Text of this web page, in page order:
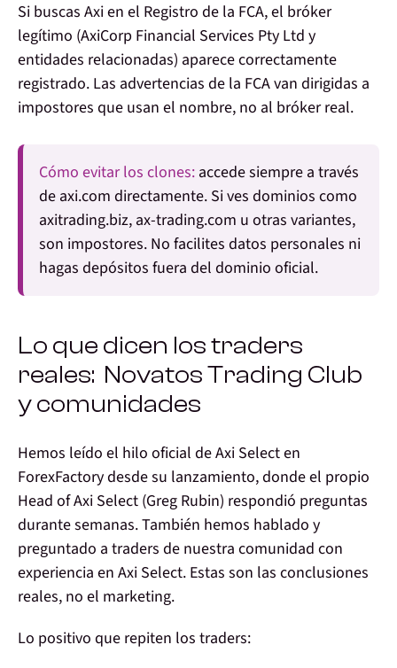
Si buscas Axi en el Registro de la FCA, el bróker
legítimo (AxiCorp Financial Services Pty Ltd y
entidades relacionadas) aparece correctamente
registrado. Las advertencias de la FCA van dirigidas a
impostores que usan el nombre, no al bróker real.
Cómo evitar los clones: accede siempre a través
de axi.com directamente. Si ves dominios como
axitrading.biz, ax-trading.com u otras variantes,
son impostores. No facilites datos personales ni
hagas depósitos fuera del dominio oficial.
Lo que dicen los traders
reales: Novatos Trading Club
y comunidades
Hemos leído el hilo oficial de Axi Select en
ForexFactory desde su lanzamiento, donde el propio
Head of Axi Select (Greg Rubin) respondió preguntas
durante semanas. También hemos hablado y
preguntado a traders de nuestra comunidad con
experiencia en Axi Select. Estas son las conclusiones
reales, no el marketing.
Lo positivo que repiten los traders: